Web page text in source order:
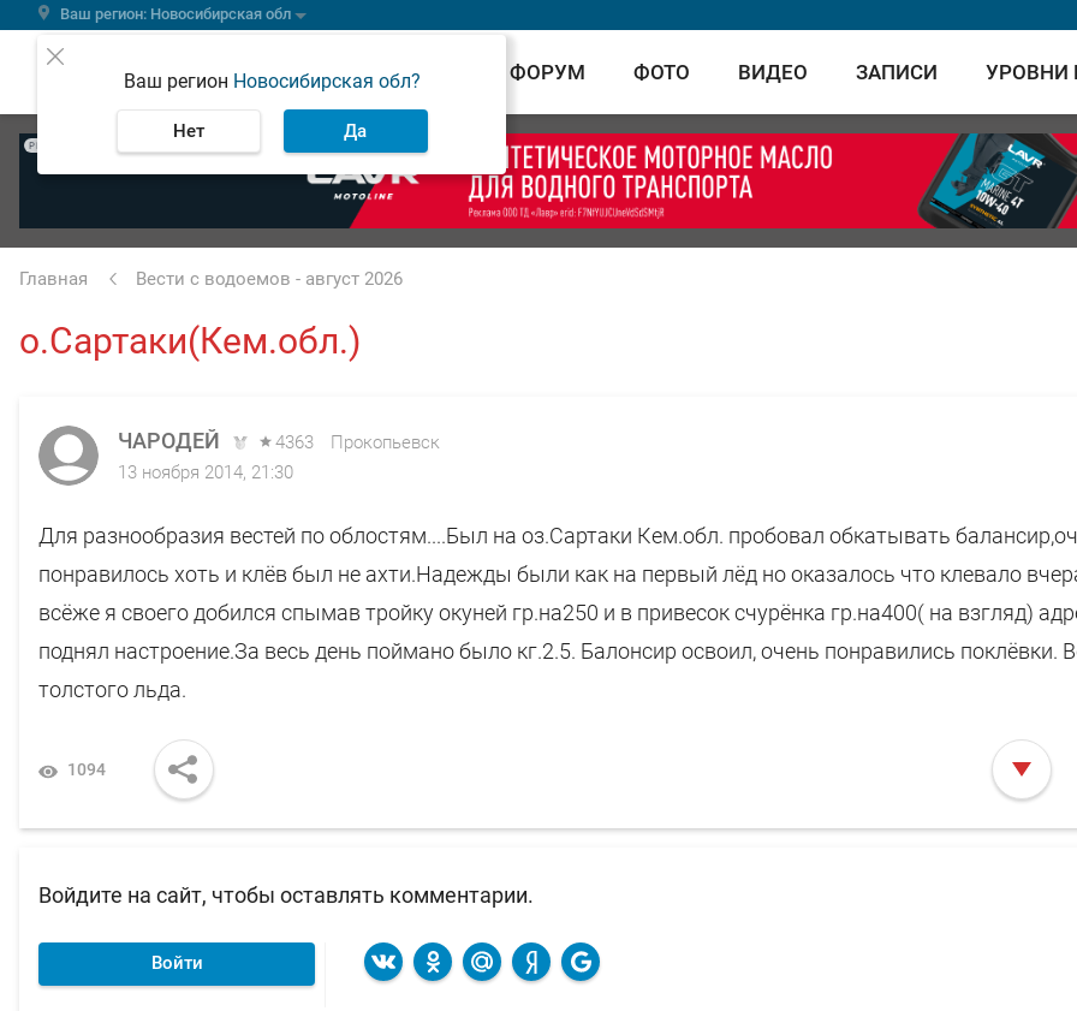
Ваш регион: Новосибирская обл
Ваш регион Новосибирская обл?
Нет Да
ВЕСТИ ФОРУМ ФОТО ВИДЕО ЗАПИСИ УРОВНИ
РЕКЛАМА
Главная Вести с водоемов - август 2026
о.Сартаки(Кем.обл.)
ЧАРОДЕЙ 4363
Прокопьевск
13 ноября 2014, 21:30
Для разнообразия вестей по облостям....Был на оз.Сартаки Кем.обл. пробовал обкатывать
понравилось хоть и клёв был не ахти.Надежды были как на первый лёд но оказалось что клевало
всёже я своего добился спымав тройку окуней гр.на250 и в привесок счурёнка гр.на400( на взгляд)
поднял настроение.За весь день поймано было кг.2.5. Балонсир освоил, очень понравились поклёвки.
толстого льда.
1094
Войдите на сайт, чтобы оставлять комментарии.
Войти